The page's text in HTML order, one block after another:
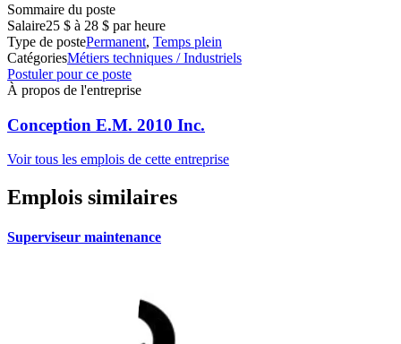
Sommaire du poste
Salaire25 $ à 28 $ par heure
Type de postePermanent, Temps plein
CatégoriesMétiers techniques / Industriels
Postuler pour ce poste
À propos de l'entreprise
Conception E.M. 2010 Inc.
Voir tous les emplois de cette entreprise
Emplois similaires
Superviseur maintenance